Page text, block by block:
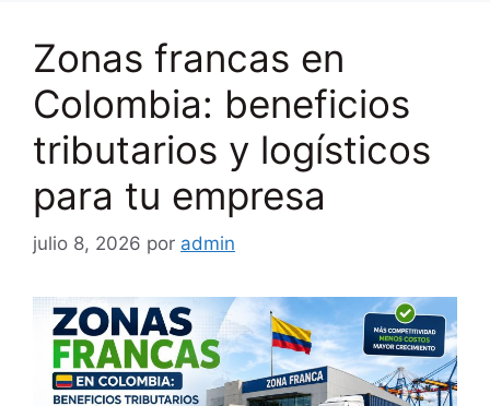
Zonas francas en
Colombia: beneficios
tributarios y logísticos
para tu empresa
julio 8, 2026 por admin